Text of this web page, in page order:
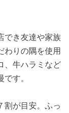
でき友達や家族
わりの隅を使用
、牛ハラミなど
す。
割が目安。ふっ